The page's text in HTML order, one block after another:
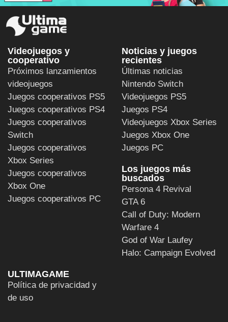
Videojuegos y
cooperativo
Próximos lanzamientos
videojuegos
Juegos cooperativos PS5
Juegos cooperativos PS4
Juegos cooperativos
Switch
Juegos cooperativos
Xbox Series
Juegos cooperativos
Xbox One
Juegos cooperativos PC
Noticias y juegos
recientes
Últimas noticias
Nintendo Switch
Videojuegos PS5
Juegos PS4
Videojuegos Xbox Series
Juegos Xbox One
Juegos PC
Los juegos más
buscados
Persona 4 Revival
GTA 6
Call of Duty: Modern
Warfare 4
God of War Laufey
Halo: Campaign Evolved
ULTIMAGAME
Política de privacidad y
de uso